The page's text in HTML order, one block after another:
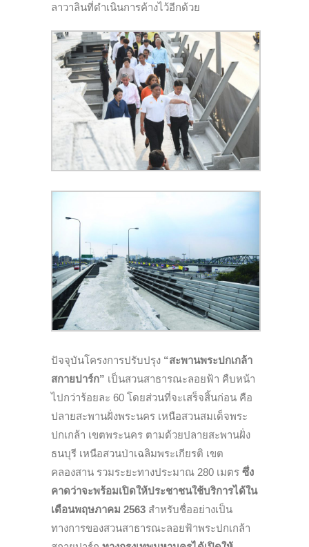
ลาวาลินที่ดำเนินการค้างไว้อีกด้วย
ปัจจุบันโครงการปรับปรุง “สะพานพระปกเกล้า
สกายปาร์ก” เป็นสวนสาธารณะลอยฟ้า คืบหน้า
ไปกว่าร้อยละ 60 โดยส่วนที่จะเสร็จสิ้นก่อน คือ
ปลายสะพานฝั่งพระนคร เหนือสวนสมเด็จพระ
ปกเกล้า เขตพระนคร ตามด้วยปลายสะพานฝั่ง
ธนบุรี เหนือสวนป่าเฉลิมพระเกียรติ เขต
คลองสาน รวมระยะทางประมาณ 280 เมตร ซึ่ง
คาดว่าจะพร้อมเปิดให้ประชาชนใช้บริการได้ใน
เดือนพฤษภาคม 2563 สำหรับชื่ออย่างเป็น
ทางการของสวนสาธารณะลอยฟ้าพระปกเกล้า